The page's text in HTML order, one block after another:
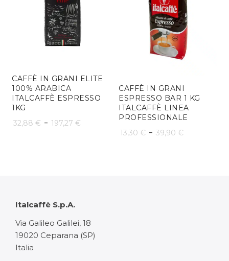
102,48 €
a
102,48
CAFFÈ IN GRANI ELITE
100% ARABICA
ITALCAFFÈ ESPRESSO
1KG
32,88 € - 197,27 €
197,27 €
CAFFÈ IN GRANI
ESPRESSO BAR 1 KG
ITALCAFFÈ LINEA
PROFESSIONALE
13,30 € - 39,90 €
Italcaffè S.p.A.
Via Galileo Galilei, 18
19020 Ceparana (SP)
Italia